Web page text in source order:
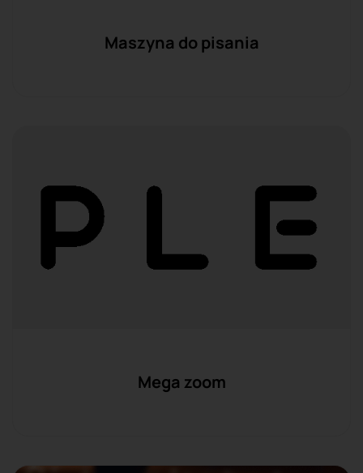
Maszyna do pisania
Mega zoom